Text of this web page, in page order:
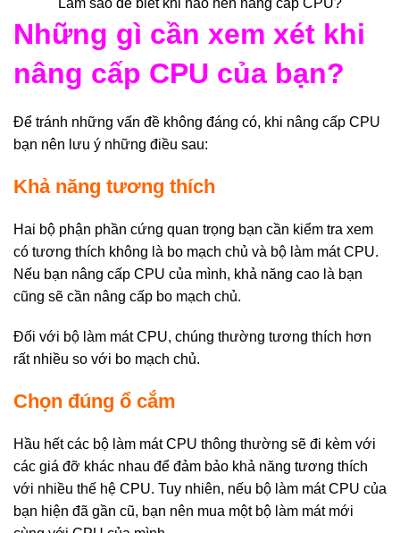
Những gì cần xem xét khi
nâng cấp CPU của bạn?
Để tránh những vấn đề không đáng có, khi nâng cấp CPU
bạn nên lưu ý những điều sau:
Khả năng tương thích
Hai bộ phận phần cứng quan trọng bạn cần kiểm tra xem
có tương thích không là bo mạch chủ và bộ làm mát CPU.
Nếu bạn nâng cấp CPU của mình, khả năng cao là bạn
cũng sẽ cần nâng cấp bo mạch chủ.
Đối với bộ làm mát CPU, chúng thường tương thích hơn
rất nhiều so với bo mạch chủ.
Chọn đúng ổ cắm
Hầu hết các bộ làm mát CPU thông thường sẽ đi kèm với
các giá đỡ khác nhau để đảm bảo khả năng tương thích
với nhiều thế hệ CPU. Tuy nhiên, nếu bộ làm mát CPU của
bạn hiện đã gần cũ, bạn nên mua một bộ làm mát mới